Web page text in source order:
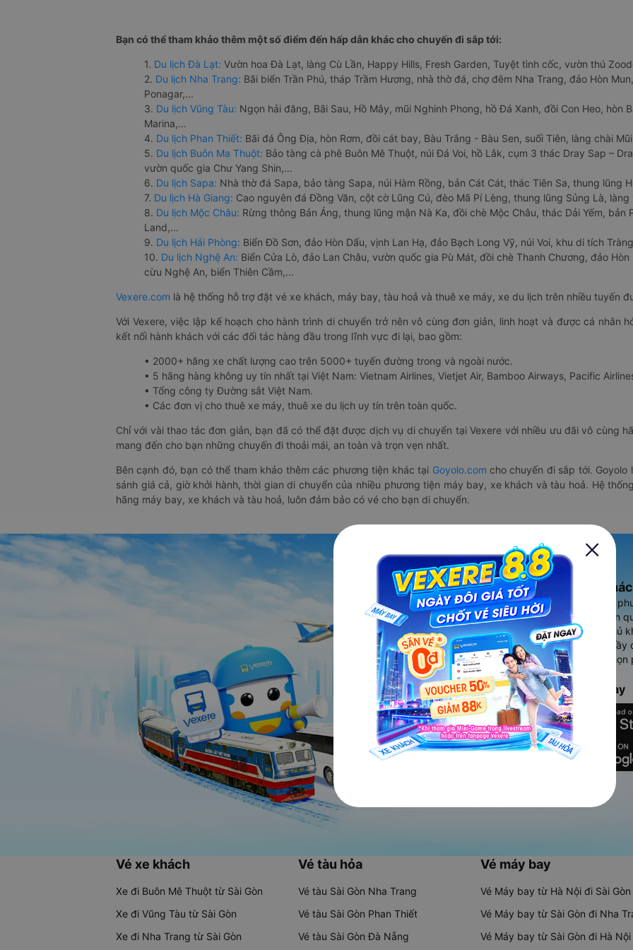
Bạn có thể tham khảo thêm một số điểm đến hấp dẫn khác cho chuyến đi sắp tới:
1. Du lịch Đà Lạt: Vườn hoa Đà Lạt, làng Cù Lần, Happy Hills, Fresh Garden, Tuyệt tình cốc, vườn thú
2. Du lịch Nha Trang: Bãi biển Trần Phú, tháp Trầm Hương, nhà thờ đá, chợ đêm Nha Trang, đảo Hòn
Ponagar,...
3. Du lịch Vũng Tàu: Ngọn hải đăng, Bãi Sau, Hồ Mây, mũi Nghinh Phong, hồ Đá Xanh, đồi Con Heo, hòn
Marina,...
4. Du lịch Phan Thiết: Bãi đá Ông Địa, hòn Rơm, đồi cát bay, Bàu Trắng - Bàu Sen, suối Tiên, làng chài
5. Du lịch Buôn Ma Thuột: Bảo tàng cà phê Buôn Mê Thuột, núi Đá Voi, hồ Lắk, cụm 3 thác Dray Sap –
vườn quốc gia Chư Yang Shin,...
6. Du lịch Sapa: Nhà thờ đá Sapa, bảo tàng Sapa, núi Hàm Rồng, bản Cát Cát, thác Tiên Sa, thung lũng
7. Du lịch Hà Giang: Cao nguyên đá Đồng Văn, cột cờ Lũng Cú, đèo Mã Pí Lèng, thung lũng Sủng Là, làng
8. Du lịch Mộc Châu: Rừng thông Bản Áng, thung lũng mận Nà Ka, đồi chè Mộc Châu, thác Dải Yếm,
Land,...
9. Du lịch Hải Phòng: Biển Đồ Sơn, đảo Hòn Dấu, vịnh Lan Hạ, đảo Bạch Long Vỹ, núi Voi, khu di tích
10. Du lịch Nghệ An: Biển Cửa Lò, đảo Lan Châu, vườn quốc gia Pù Mát, đồi chè Thanh Chương, đảo
cừu Nghệ An, biển Thiên Cầm,...
Vexere.com là hệ thống hỗ trợ đặt vé xe khách, máy bay, tàu hoả và thuê xe máy, xe du lịch trên nhiều tuyến
Với Vexere, việc lập kế hoạch cho hành trình di chuyển trở nên vô cùng đơn giản, linh hoạt và được cá nhân
kết nối hành khách với các đối tác hàng đầu trong lĩnh vực đi lại, bao gồm:
• 2000+ hãng xe chất lượng cao trên 5000+ tuyến đường trong và ngoài nước.
• 5 hãng hàng không uy tín nhất tại Việt Nam: Vietnam Airlines, Vietjet Air, Bamboo Airways, Pacific
• Tổng công ty Đường sắt Việt Nam.
• Các đơn vị cho thuê xe máy, thuê xe du lịch uy tín trên toàn quốc.
Chỉ với vài thao tác đơn giản, bạn đã có thể đặt được dịch vụ di chuyển tại Vexere với nhiều ưu đãi vô cùng
mang đến cho bạn những chuyến đi thoải mái, an toàn và trọn vẹn nhất.
Bên cạnh đó, bạn có thể tham khảo thêm các phương tiện khác tại Goyolo.com cho chuyến đi sắp tới.
sánh giá cả, giờ khởi hành, thời gian di chuyển của nhiều phương tiện máy bay, xe khách và tàu hoả. Hệ
hãng máy bay, xe khách và tàu hoả, luôn đảm bảo có vé cho bạn di chuyển.
Ứng dụng đặt vé Xe
Vexere - ứng dụng đặt vé đa
cao, 5000+ tuyến đường toàn
vụ thuê xe máy, xe du lịch phủ
Ứng dụng hiển thị thông tin
người dùng so sánh và lựa
chóng và phù hợp nhất.
Tải ứng dụng Vexere ngay
Vé xe khách
Xe đi Buôn Mê Thuột từ Sài Gòn
Xe đi Vũng Tàu từ Sài Gòn
Xe đi Nha Trang từ Sài Gòn
Vé tàu hỏa
Vé tàu Sài Gòn Nha Trang
Vé tàu Sài Gòn Phan Thiết
Vé tàu Sài Gòn Đà Nẵng
Vé máy bay
Vé Máy bay từ Hà Nội đi Sài Gòn
Vé Máy bay từ Sài Gòn đi Nha
Vé Máy bay từ Sài Gòn đi Hà Nội